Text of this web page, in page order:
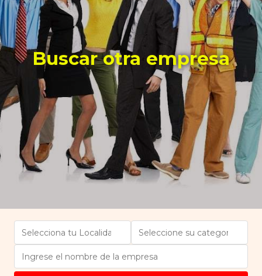
Buscar otra empresa